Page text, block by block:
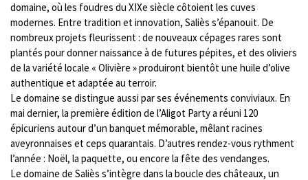
domaine, où les foudres du XIXe siècle côtoient les cuves
modernes. Entre tradition et innovation, Saliès s’épanouit. De
nombreux projets fleurissent : de nouveaux cépages rares sont
plantés pour donner naissance à de futures pépites, et des oliviers
de la variété locale « Olivière » produiront bientôt une huile d’olive
authentique et adaptée au terroir.
Le domaine se distingue aussi par ses événements conviviaux. En
mai dernier, la première édition de l’Aligot Party a réuni 120
épicuriens autour d’un banquet mémorable, mêlant racines
aveyronnaises et ceps quarantais. D’autres rendez-vous rythment
l’année : Noël, la paquette, ou encore la fête des vendanges.
Le domaine de Saliès s’intègre dans la boucle des châteaux, un